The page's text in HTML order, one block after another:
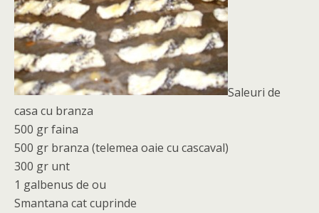
Saleuri de
casa cu branza
500 gr faina
500 gr branza (telemea oaie cu cascaval)
300 gr unt
1 galbenus de ou
Smantana cat cuprinde